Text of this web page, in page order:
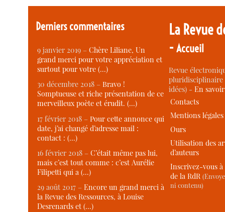
Derniers commentaires
9 janvier 2019 –Chère Liliane, Un
grand merci pour votre appréciation et
surtout pour votre (…)
30 décembre 2018 –Bravo !
Somptueuse et riche présentation de ce
merveilleux poète et érudit. (…)
17 février 2018 –Pour cette annonce qui
date, j’ai changé d’adresse mail :
contact : (…)
16 février 2018 –C’était même pas lui,
mais c’est tout comme : c’est Aurélie
Filipetti qui a (…)
29 août 2017 –Encore un grand merci à
la Revue des Ressources, à Louise
Desrenards et (…)
La Revue
-Accueil
Revue
idées) -En
Contacts
Mentions légales
Ours
Utilisation des
d’auteurs
Inscrivez-vous
de la RdR
ni contenu)